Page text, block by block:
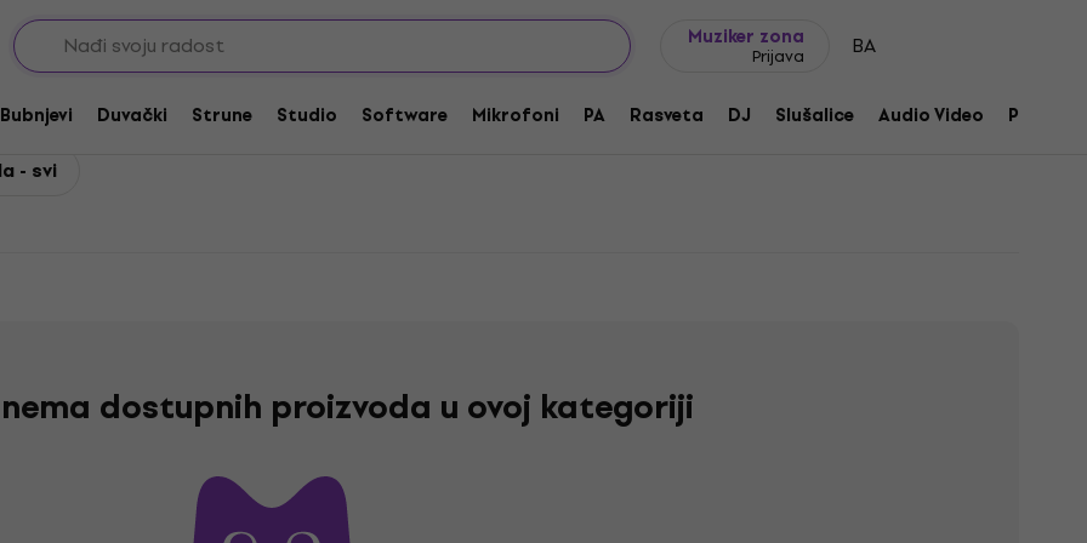
Muziker zona
Prijava BA
Bubnjevi Duvački Strune Studio Software Mikrofoni PA Rasveta DJ Slušalice Audio Video Pribor
- svi
dostupnih proizvoda u ovoj kategoriji